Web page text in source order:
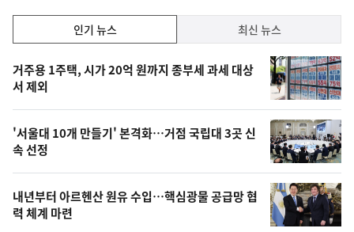
락
기,
최
신,
오
늘
의
영
상
인기 뉴스 최신 뉴스
기
뉴
스
거주용 1주택, 시가 20억 원까지 종부세 과세 대상
서 제외
'서울대 10개 만들기' 본격화…거점 국립대 3곳 신
속 선정
내년부터 아르헨산 원유 수입…핵심광물 공급망 협
력 체계 마련